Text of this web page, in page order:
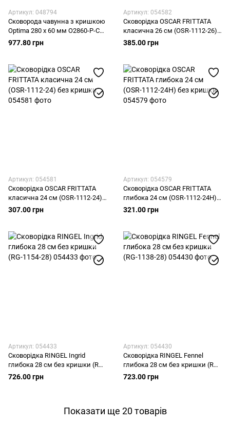
Артикул: 048794
Сковорода чавунна з кришкою
Optima 280 х 60 мм O2860-P-C
"BRIZOLL"
977.80 грн
Артикул: 054582
Сковорідка OSCAR FRITTATA
класична 26 см (OSR-1112-26)
без кришки
385.00 грн
Артикул: 054581
Сковорідка OSCAR FRITTATA
класична 24 см (OSR-1112-24)
без кришки
307.00 грн
Артикул: 054579
Сковорідка OSCAR FRITTATA
глибока 24 см (OSR-1112-24H)
без кришки
321.00 грн
Артикул: 054433
Сковорідка RINGEL Ingrid
глибока 28 см без кришки (RG-
1154-28)
726.00 грн
Артикул: 054430
Сковорідка RINGEL Fennel
глибока 28 см без кришки (RG-
1138-28)
723.00 грн
Показати ще 20 товарів